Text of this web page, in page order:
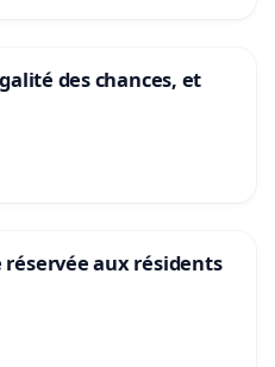
des chances, et
aux résidents